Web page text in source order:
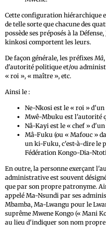
Cette configuration hiérarchique
de telle sorte que chacune des
possède ses préposés à la
kinkosi comportent les leurs.
De façon générale, les préfixes Mâ,
d'autorité politique et/ou
« roi », « maître », etc.
Ainsi le :
Ne-Nkosi est le « roi »
Mwê-Mbuku est l'autorité
Nâ-Kayi est le « chef »
Mâ-Fuku (ou « Mafouc »
un ki-Fuku, c'est-à-dire le
Fédération Kongo-Dia-
En outre, la personne exerçant
administrative est souvent
que par son propre patronyme.
appelé Ma-Nsundi par ses
Mbamba, Ma-Lwangu pour le
suprême Mwene Kongo (« Mani
au lieu d'indiquer son nom